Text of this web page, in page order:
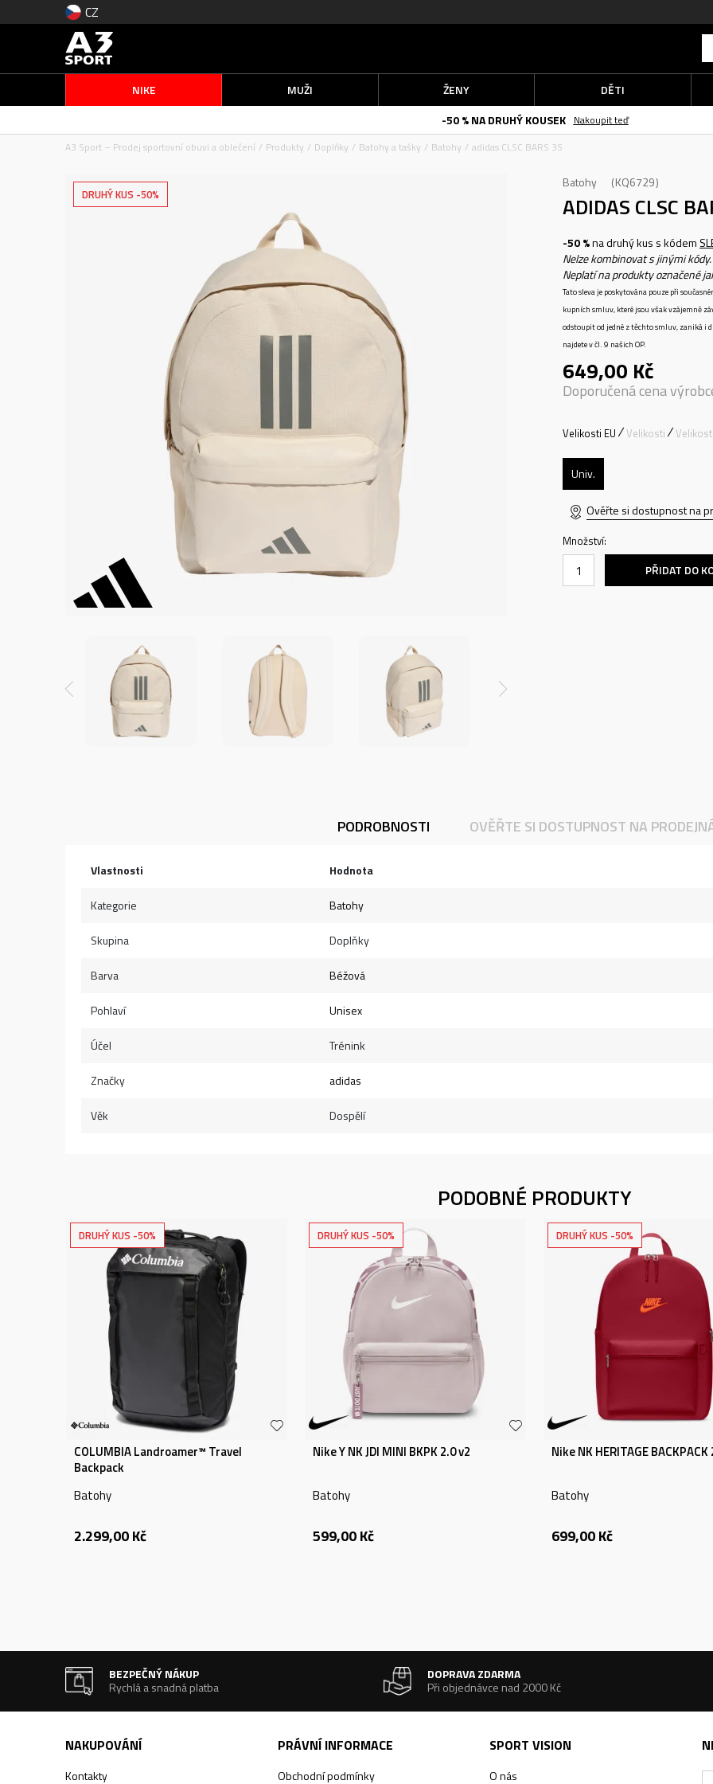
CZ
NIKE MUŽI ŽENY
DĚTI
-50 % NA DRUHÝ KOUSEK
Nakoupit teď
A3 Sport – Prodej sportovní obuvi a oblečení
Produkty Doplňky Batohy a tašky Batohy adidas CLSC BARS 3S
DRUHÝ KUS -50%
Batohy KQ6729
ADIDAS CLSC
-50 %na druhý kus s kódem
Nelze kombinovat s jinými kódy.
Neplatí na produkty označené
Tato sleva je poskytována pouze při
kupních smluv, které jsou však vzájemně
odstoupit od jedné z těchto smluv, zaniká i
najdete v čl. 9 našich OP.
649,00 Kč
Doporučená cena
Velikosti EU Velikosti
Univ.
Ověřte si dostupnost na
Množství:
PŘIDAT DO
PODROBNOSTI OVĚŘTE SI DOSTUPNOST NA
Vlastnosti Hodnota
Kategorie Batohy
Skupina Doplňky
Barva Béžová
Pohlaví Unisex
Účel Trénink
Značky adidas
Věk Dospělí
PODOBNÉ PRODUKTY
DRUHÝ KUS -50%
COLUMBIA Landroamer™ Travel
Backpack
Batohy
2.299,00Kč
DRUHÝ KUS -50%
Nike Y NK JDI MINI BKPK 2.0 v2
Batohy
599,00Kč
DRUHÝ KUS -50%
Nike NK HERITAGE BACKPACK
Batohy
699,00Kč
BEZPEČNÝ NÁKUP
Rychlá a snadná platba
DOPRAVA ZDARMA
Při objednávce nad 2000 Kč
NAKUPOVÁNÍ
Kontakty
PRÁVNÍ INFORMACE
Obchodní podmínky
SPORT VISION
O nás